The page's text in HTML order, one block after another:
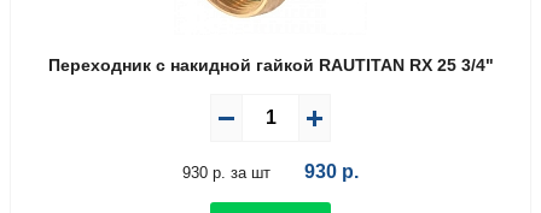
Переходник с накидной гайкой RAUTITAN RX 25 3/4"
930 р. за шт 930 р.